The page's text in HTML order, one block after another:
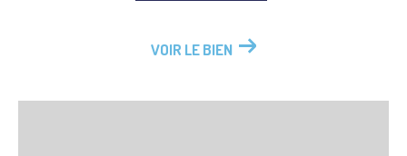
VOIR LE BIEN